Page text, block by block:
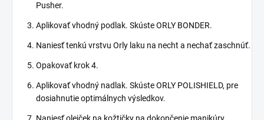
Pusher.
Aplikovať vhodný podlak. Skúste ORLY BONDER.
Naniesť tenkú vrstvu Orly laku na necht a nechať zaschnúť.
Opakovať krok 4.
Aplikovať vhodný nadlak. Skúste ORLY POLISHIELD, pre
dosiahnutie optimálnych výsledkov.